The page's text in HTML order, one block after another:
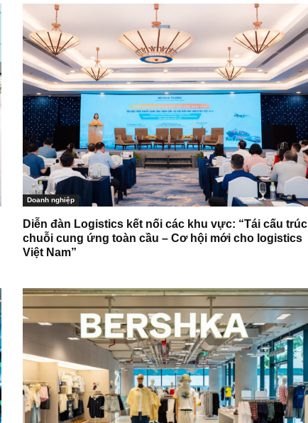
Doanh nghiệp
Diễn đàn Logistics kết nối các khu vực: “Tái cấu trúc
chuỗi cung ứng toàn cầu – Cơ hội mới cho logistics
Việt Nam”